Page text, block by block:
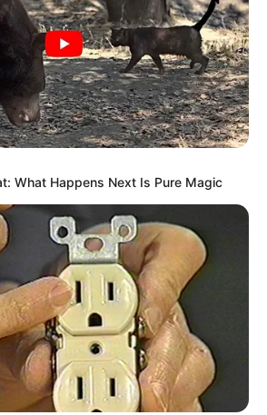
da APAN foi um sucesso!
poste na Barra Funda
What Happens Next Is Pure Magic